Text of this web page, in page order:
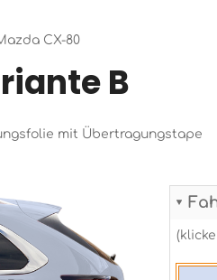
CX-80
B
mit Übertragungstape